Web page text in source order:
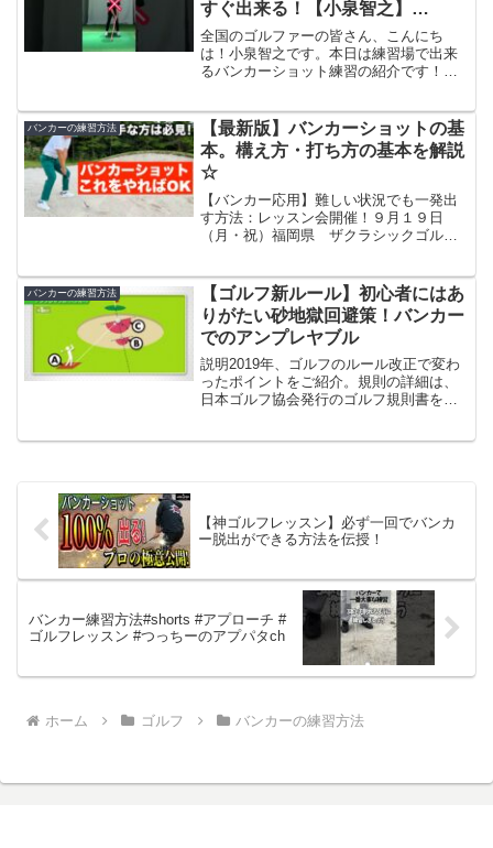
すぐ出来る！【小泉智之】
#shorts
全国のゴルファーの皆さん、こんにち
は！小泉智之です。本日は練習場で出来
るバンカーショット練習の紹介です！バ
この動画を参考にしてみてください！#ゴ
ルフ #初心者#バンカー...
バンカーの練習方法
【最新版】バンカーショットの基
本。構え方・打ち方の基本を解説
☆
【バンカー応用】難しい状況でも一発出
す方法：レッスン会開催！９月１９日
（月・祝）福岡県 ザクラシックゴルフ
info@proofc.com6/30発売、菅原大地の最
新著書！『最大...
バンカーの練習方法
【ゴルフ新ルール】初心者にはあ
りがたい砂地獄回避策！バンカー
でのアンプレヤブル
説明2019年、ゴルフのルール改正で変わ
ったポイントをご紹介。規則の詳細は、
日本ゴルフ協会発行のゴルフ規則書をご
【神ゴルフレッスン】必ず一回でバンカ
ー脱出ができる方法を伝授！
バンカー練習方法#shorts #アプローチ #
ゴルフレッスン #つっちーのアプパタch
ホーム ゴルフ バンカーの練習方法